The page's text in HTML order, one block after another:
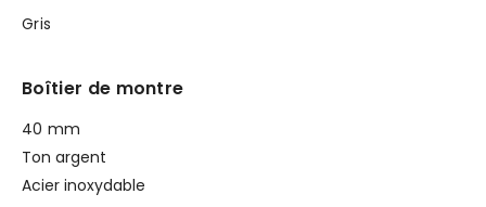
Gris
Boîtier de montre
40 mm
Ton argent
Acier inoxydable